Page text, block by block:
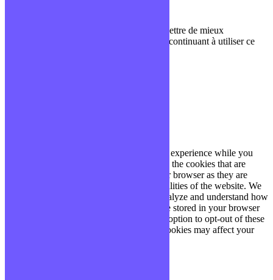
Nous utilisons des cookies pour nous permettre de mieux
comprendre comment le site est utilisé. En continuant à utiliser ce
This website uses cookies to improve your experience while you
navigate through the website. Out of these, the cookies that are
categorized as necessary are stored on your browser as they are
essential for the working of basic functionalities of the website. We
also use third-party cookies that help us analyze and understand how
you use this website. These cookies will be stored in your browser
only with your consent. You also have the option to opt-out of these
cookies. But opting out of some of these cookies may affect your